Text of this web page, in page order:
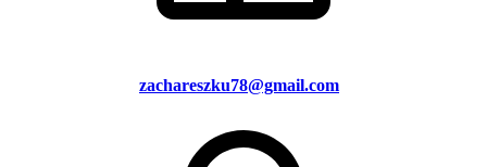
zachareszku78@gmail.com